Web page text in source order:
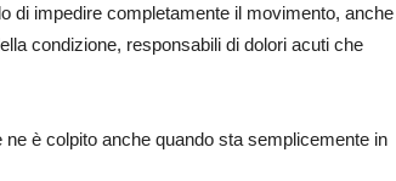
di impedire completamente il movimento, anche
condizione, responsabili di dolori acuti che
è colpito anche quando sta semplicemente in